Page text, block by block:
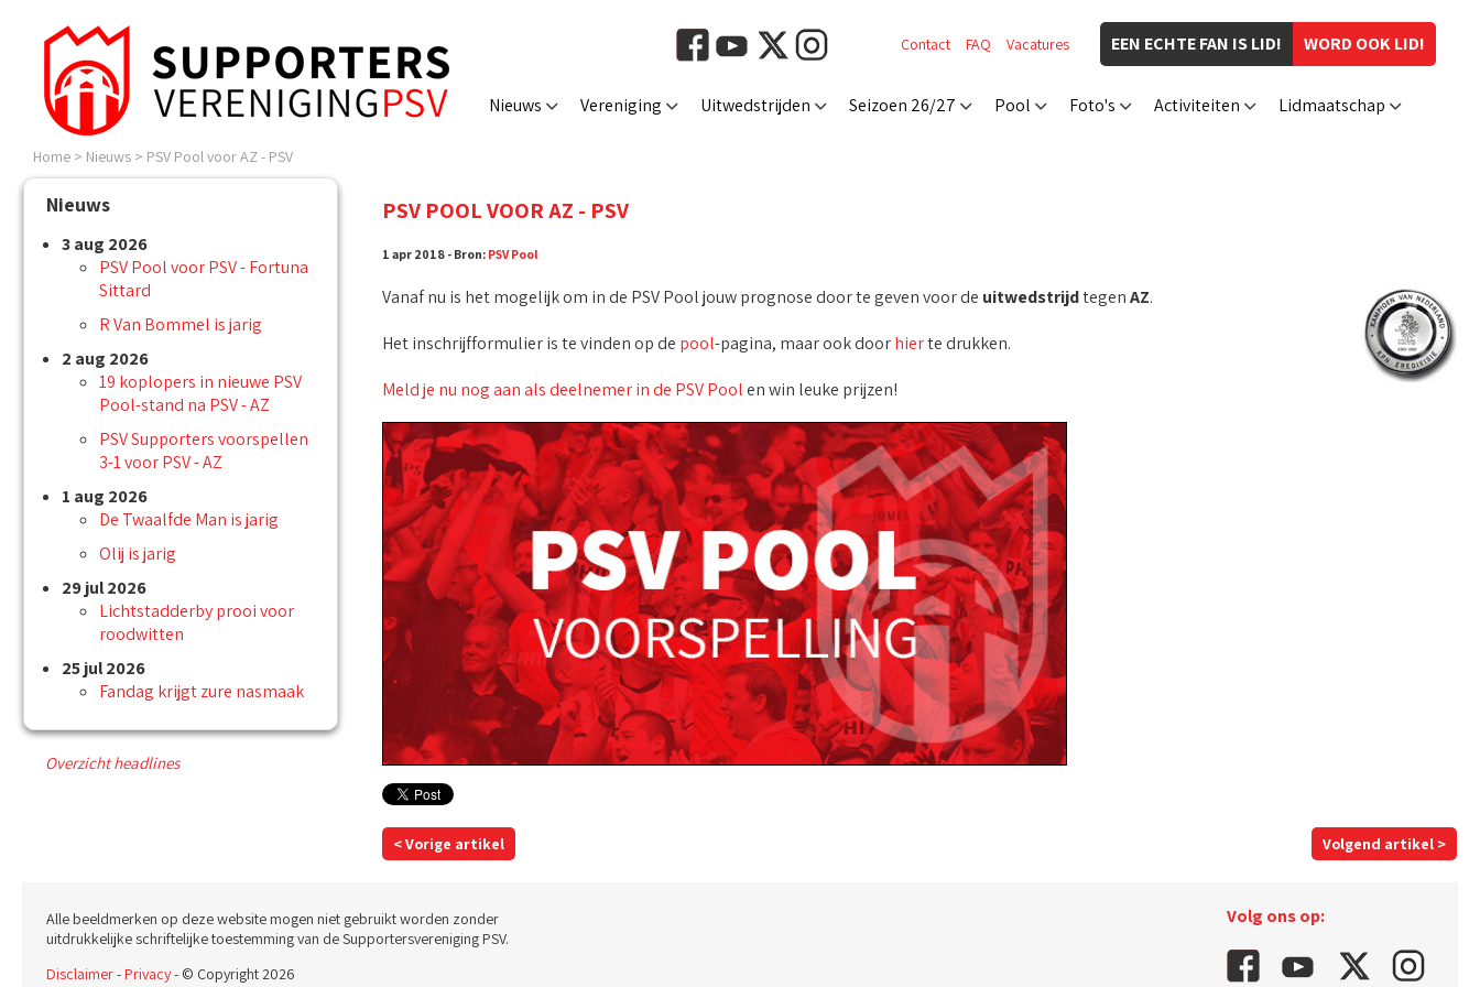
WORD OOK LID!
EEN ECHTE FAN IS LID!
Contact FAQ Vacatures
Nieuws Vereniging Uitwedstrijden Seizoen 26/27 Pool Foto's Activiteiten Lidmaatschap
Home > Nieuws > PSV Pool voor AZ - PSV
Nieuws
3 aug 2026
PSV Pool voor PSV - Fortuna
Sittard
R Van Bommel is jarig
2 aug 2026
19 koplopers in nieuwe PSV
Pool-stand na PSV - AZ
PSV Supporters voorspellen
3-1 voor PSV - AZ
1 aug 2026
De Twaalfde Man is jarig
Olij is jarig
29 jul 2026
Lichtstadderby prooi voor
roodwitten
25 jul 2026
Fandag krijgt zure nasmaak
Overzicht headlines
PSV POOL VOOR AZ - PSV
1 apr 2018 - Bron: PSV Pool
Vanaf nu is het mogelijk om in de PSV Pool jouw prognose door te geven voor de uitwedstrijdtegenAZ.
Het inschrijfformulier is te vinden op de pool-pagina, maar ook doorhierte drukken.
Meld je nu nog aan als deelnemer in de PSV Poolen win leuke prijzen!
< Vorige artikel Volgend artikel >
Volg ons op:
Alle beeldmerken op deze website mogen niet gebruikt worden zonder
uitdrukkelijke schriftelijke toestemming van de Supportersvereniging PSV.
Disclaimer-Privacy- © Copyright 2026